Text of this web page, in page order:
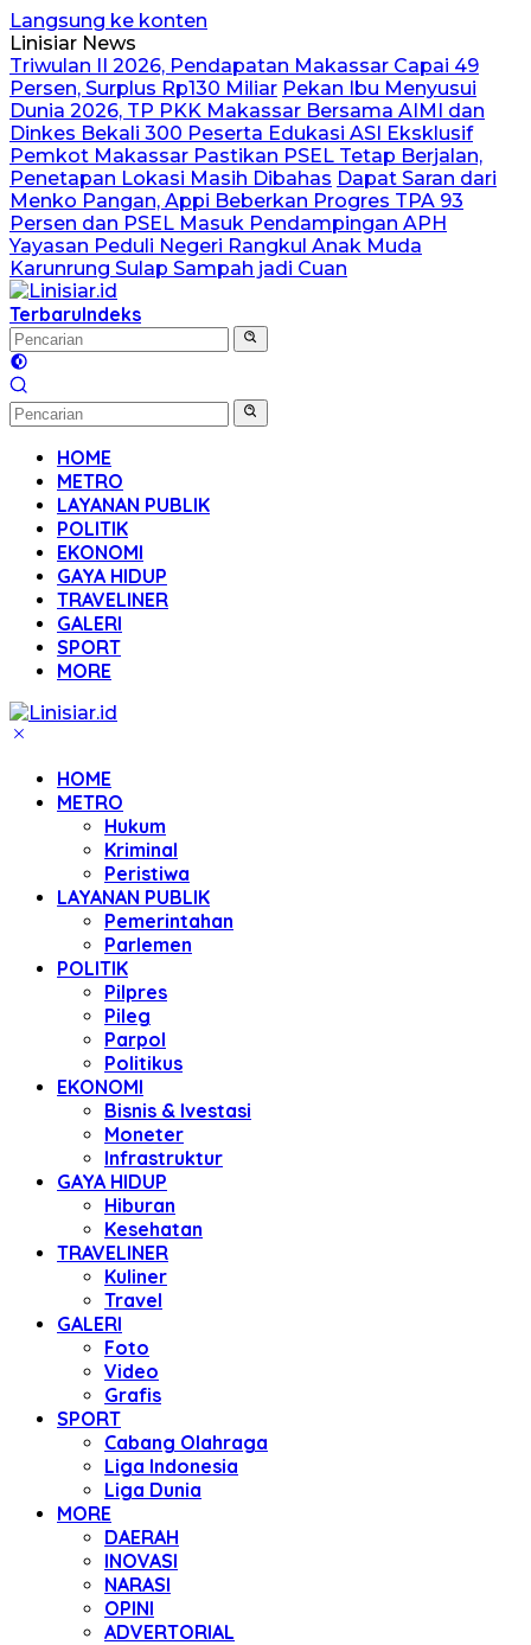
Langsung ke konten
Linisiar News
Triwulan II 2026, Pendapatan Makassar Capai 49
Persen, Surplus Rp130 Miliar Pekan Ibu Menyusui
Dunia 2026, TP PKK Makassar Bersama AIMI dan
Dinkes Bekali 300 Peserta Edukasi ASI Eksklusif
Pemkot Makassar Pastikan PSEL Tetap Berjalan,
Penetapan Lokasi Masih Dibahas Dapat Saran dari
Menko Pangan, Appi Beberkan Progres TPA 93
Persen dan PSEL Masuk Pendampingan APH
Yayasan Peduli Negeri Rangkul Anak Muda
Karunrung Sulap Sampah jadi Cuan
TerbaruIndeks
HOME
METRO
LAYANAN PUBLIK
POLITIK
EKONOMI
GAYA HIDUP
TRAVELINER
GALERI
SPORT
MORE
HOME
METRO
Hukum
Kriminal
Peristiwa
LAYANAN PUBLIK
Pemerintahan
Parlemen
POLITIK
Pilpres
Pileg
Parpol
Politikus
EKONOMI
Bisnis & Ivestasi
Moneter
Infrastruktur
GAYA HIDUP
Hiburan
Kesehatan
TRAVELINER
Kuliner
Travel
GALERI
Foto
Video
Grafis
SPORT
Cabang Olahraga
Liga Indonesia
Liga Dunia
MORE
DAERAH
INOVASI
NARASI
OPINI
ADVERTORIAL